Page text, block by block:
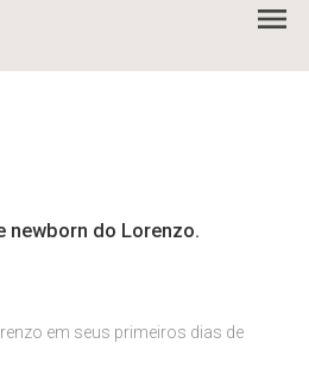
menu
newborn do Lorenzo.
em seus primeiros dias de